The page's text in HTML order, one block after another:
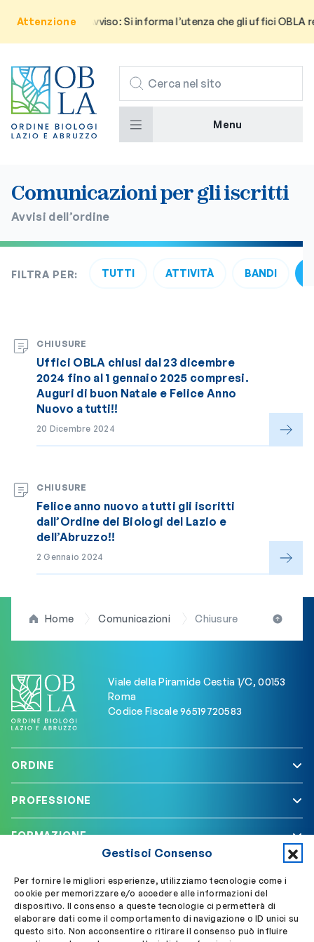
Gestisci Consenso
Per fornire le migliori esperienze, utilizziamo tecnologie come i
cookie per memorizzare e/o accedere alle informazioni del
dispositivo. Il consenso a queste tecnologie ci permetterà di
elaborare dati come il comportamento di navigazione o ID unici su
questo sito. Non acconsentire o ritirare il consenso può influire
Attenzione Avviso: Si informa l’utenza che gli uffici OBLA
CERCA
Menu
Comunicazioni per gli iscritti
Avvisi dell’ordine
FILTRA PER: TUTTI ATTIVITÀ BANDI
CHIUSURE
Uffici OBLA chiusi dal 23 dicembre
2024 fino al 1 gennaio 2025 compresi.
Auguri di buon Natale e Felice Anno
Nuovo a tutti!!
20 Dicembre 2024
CHIUSURE
Felice anno nuovo a tutti gli iscritti
dall’Ordine dei Biologi del Lazio e
dell’Abruzzo!!
2 Gennaio 2024
Home Comunicazioni Chiusure
Viale della Piramide Cestia 1/C, 00153
Roma
Codice Fiscale 96519720583
ORDINE
PROFESSIONE
FORMAZIONE
Segui OBLA su Accedi a My OBLA